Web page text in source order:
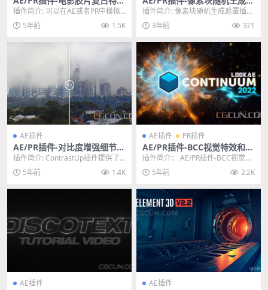
插件 FredPelle–ROLLBACK8
PRO
插件简介: 可以在AE或者PR中模拟
电影胶片特效，包括颜色、噪点、
边框、抖动等 ...
5年前 1.5K
罩插件 Block Swap v1.5 Win
中文汉化版
插件简介: 像素块随机生成遮罩插件
Block Swap v1.5可以在画面上随...
3年前 371
AE插件
AE/PR插件-对比度增强细节自
然外观调色插件 ContrastUp
v2.3 Win
插件简介: ContrastUp插件提供了
复杂的算法来增强视频帧和图像的
对比度并...
5年前 1.4K
AE插件 PR插件
AE/PR插件-BCC视觉特效和转
场插件包 Continuum 2022 v
15.0.0 Win
插件简介： AE/PR插件-BCC视觉特
效和转场插件包 Continuum 20...
5年前 2.2K
AE插件 AE插件